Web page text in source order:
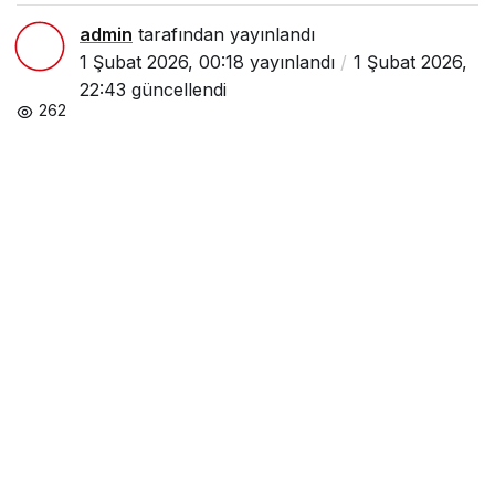
karton
ne
admin tarafından yayınlandı
1 Şubat 2026, 00:18 yayınlandı
1 Şubat 2026,
22:43 güncellendi
262